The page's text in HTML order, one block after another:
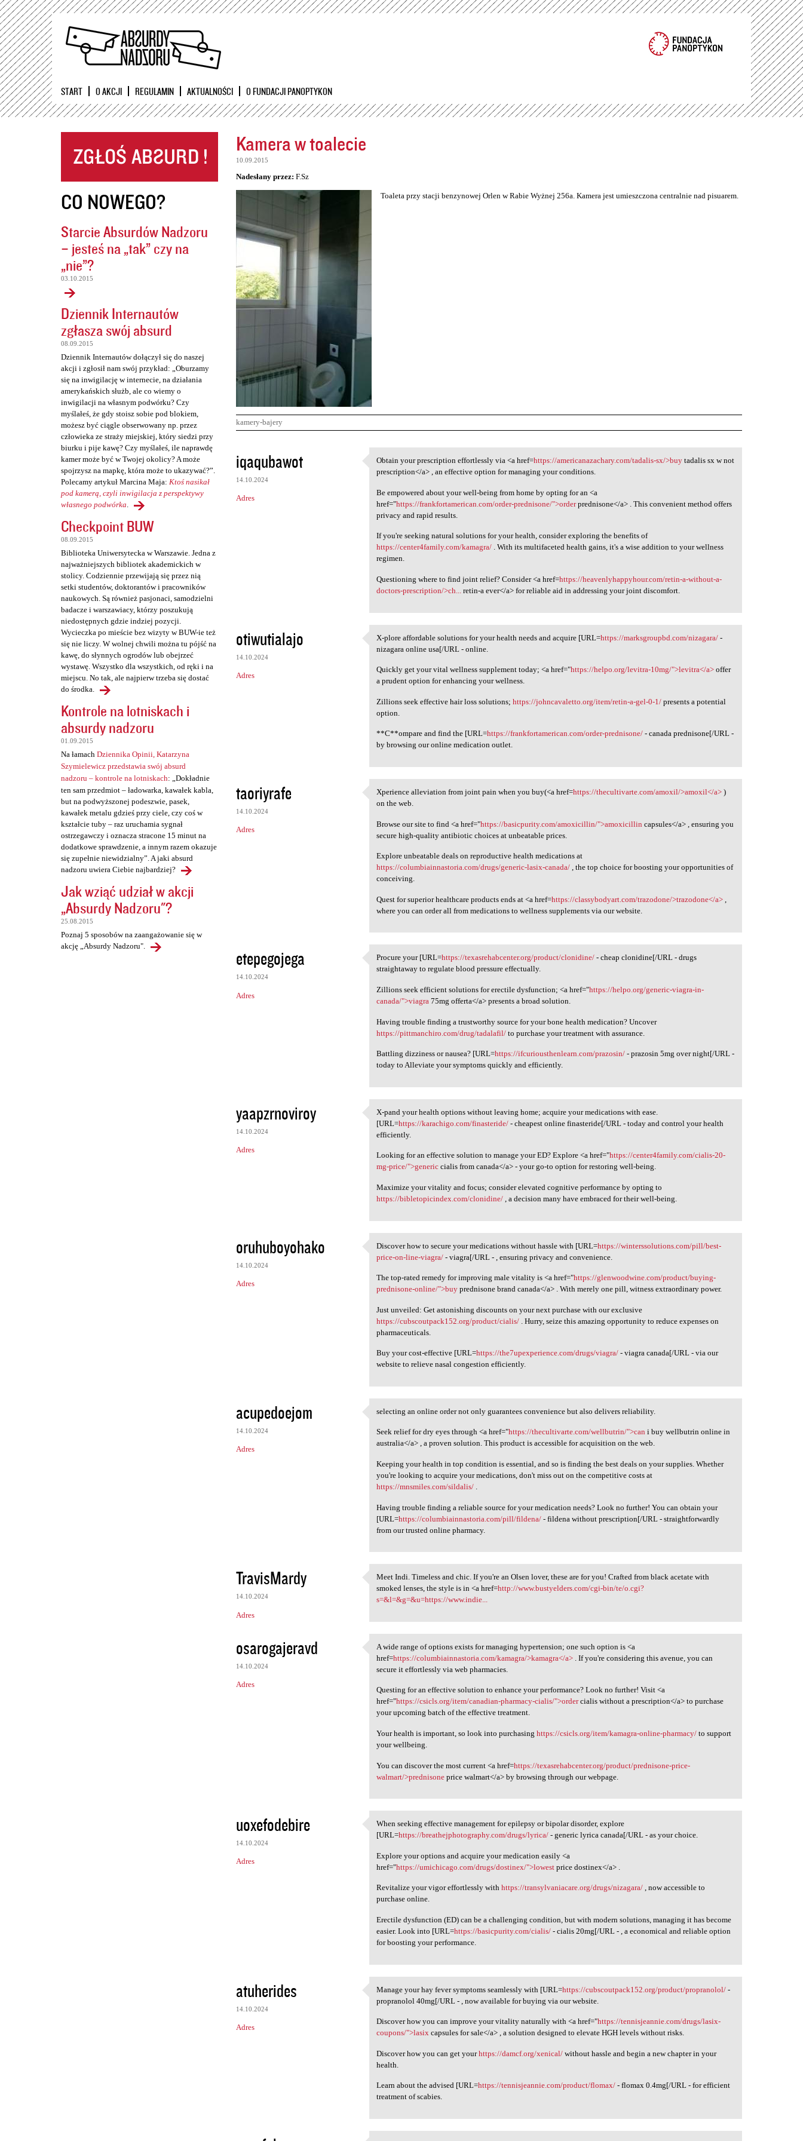
Przejdź
START O AKCJI REGULAMIN AKTUALNOŚCI O FUNDACJI PANOPTYKON
CO NOWEGO?
Starcie Absurdów Nadzoru
– jesteś na „tak” czy na
„nie”?
03.10.2015
Dziennik Internautów
zgłasza swój absurd
08.09.2015
Dziennik Internautów dołączył się do naszej
akcji i zgłosił nam swój przykład: „Oburzamy
się na inwigilację w internecie, na działania
amerykańskich służb, ale co wiemy o
inwigilacji na własnym podwórku? Czy
myślałeś, że gdy stoisz sobie pod blokiem,
możesz być ciągle obserwowany np. przez
człowieka ze straży miejskiej, który siedzi przy
biurku i pije kawę? Czy myślałeś, ile naprawdę
kamer może być w Twojej okolicy? A może
spojrzysz na mapkę, która może to ukazywać?”.
Polecamy artykuł Marcina Maja: Ktoś nasikał
pod kamerą, czyli inwigilacja z perspektywy
własnego podwórka.
Checkpoint BUW
08.09.2015
Biblioteka Uniwersytecka w Warszawie. Jedna z
najważniejszych bibliotek akademickich w
stolicy. Codziennie przewijają się przez nią
setki studentów, doktorantów i pracowników
naukowych. Są również pasjonaci, samodzielni
badacze i warszawiacy, którzy poszukują
niedostępnych gdzie indziej pozycji.
Wycieczka po mieście bez wizyty w BUW-ie też
się nie liczy. W wolnej chwili można tu pójść na
kawę, do słynnych ogrodów lub obejrzeć
wystawę. Wszystko dla wszystkich, od ręki i na
miejscu. No tak, ale najpierw trzeba się dostać
do środka.
Kontrole na lotniskach i
absurdy nadzoru
01.09.2015
Na łamach Dziennika Opinii, Katarzyna
Szymielewicz przedstawia swój absurd
nadzoru – kontrole na lotniskach: „Dokładnie
ten sam przedmiot – ładowarka, kawałek kabla,
but na podwyższonej podeszwie, pasek,
kawałek metalu gdzieś przy ciele, czy coś w
kształcie tuby – raz uruchamia sygnał
ostrzegawczy i oznacza stracone 15 minut na
dodatkowe sprawdzenie, a innym razem okazuje
się zupełnie niewidzialny”. A jaki absurd
nadzoru uwiera Ciebie najbardziej?
Jak wziąć udział w akcji
„Absurdy Nadzoru"?
25.08.2015
Poznaj 5 sposobów na zaangażowanie się w
akcję „Absurdy Nadzoru".
Kamera w toalecie
10.09.2015
Nadesłany przez: F.Sz
Toaleta przy stacji benzynowej Orlen w Rabie Wyżnej 256a. Kamera jest umieszczona centralnie nad pisuarem.
kamery-bajery
K
o
m
e
iqaqubawot
14.10.2024
Adres
Obtain your prescription
Obtain your prescription effortlessly via <a href=https://americanazachary.com/tadalis-sx/>buy tadalis sx w not
prescription</a> , an effective option for managing your conditions.
Be empowered about your well-being from home by opting for an <a
href="https://frankfortamerican.com/order-prednisone/">orderprednisone</a> . This convenient method offers
privacy and rapid results.
If you're seeking natural solutions for your health, consider exploring the benefits of
https://center4family.com/kamagra/ . With its multifaceted health gains, it's a wise addition to your wellness
regimen.
Questioning where to find joint relief? Consider <a href=https://heavenlyhappyhour.com/retin-a-without-a-
doctors-prescription/>ch... retin-a ever</a> for reliable aid in addressing your joint discomfort.
otiwutialajo
14.10.2024
Adres
X-plore affordable solutions
X-plore affordable solutions for your health needs and acquire [URL=https://marksgroupbd.com/nizagara/ -
nizagara online usa[/URL - online.
Quickly get your vital wellness supplement today; <a href="https://helpo.org/levitra-10mg/">levitra</a> offer
a prudent option for enhancing your wellness.
Zillions seek effective hair loss solutions;https://johncavaletto.org/item/retin-a-gel-0-1/ presents a potential
option.
**C**ompare and find the [URL=https://frankfortamerican.com/order-prednisone/ - canada prednisone[/URL -
by browsing our online medication outlet.
taoriyrafe
14.10.2024
Adres
Xperience alleviation from
Xperience alleviation from joint pain when you buy(<a href=https://thecultivarte.com/amoxil/>amoxil</a> )
on the web.
Browse our site to find <a href="https://basicpurity.com/amoxicillin/">amoxicillin capsules</a> , ensuring you
secure high-quality antibiotic choices at unbeatable prices.
Explore unbeatable deals on reproductive health medications at
https://columbiainnastoria.com/drugs/generic-lasix-canada/ , the top choice for boosting your opportunities of
conceiving.
Quest for superior healthcare products ends at <a href=https://classybodyart.com/trazodone/>trazodone</a>
where you can order all from medications to wellness supplements via our website.
etepegojega
14.10.2024
Adres
Procure your [URL=https:/
Procure your [URL=https://texasrehabcenter.org/product/clonidine/ - cheap clonidine[/URL - drugs
straightaway to regulate blood pressure effectually.
Zillions seek efficient solutions for erectile dysfunction; <a href="https://helpo.org/generic-viagra-in-
canada/">viagra 75mg offerta</a> presents a broad solution.
Having trouble finding a trustworthy source for your bone health medication? Uncover
https://pittmanchiro.com/drug/tadalafil/ to purchase your treatment with assurance.
Battling dizziness or nausea? [URL=https://ifcuriousthenlearn.com/prazosin/ - prazosin 5mg over night[/URL -
today to Alleviate your symptoms quickly and efficiently.
yaapzrnoviroy
14.10.2024
Adres
X-pand your health options
X-pand your health options without leaving home; acquire your medications with ease.
[URL=https://karachigo.com/finasteride/ - cheapest online finasteride[/URL - today and control your health
efficiently.
Looking for an effective solution to manage your ED? Explore <a href="https://center4family.com/cialis-20-
mg-price/">generic cialis from canada</a> - your go-to option for restoring well-being.
Maximize your vitality and focus; consider elevated cognitive performance by opting to
https://bibletopicindex.com/clonidine/ , a decision many have embraced for their well-being.
oruhuboyohako
14.10.2024
Adres
Discover how to secure your
Discover how to secure your medications without hassle with [URL=https://winterssolutions.com/pill/best-
price-on-line-viagra/ - viagra[/URL - , ensuring privacy and convenience.
The top-rated remedy for improving male vitality is <a href="https://glenwoodwine.com/product/buying-
prednisone-online/">buy prednisone brand canada</a> . With merely one pill, witness extraordinary power.
Just unveiled: Get astonishing discounts on your next purchase with our exclusive
https://cubscoutpack152.org/product/cialis/ . Hurry, seize this amazing opportunity to reduce expenses on
pharmaceuticals.
Buy your cost-effective [URL=https://the7upexperience.com/drugs/viagra/ - viagra canada[/URL - via our
website to relieve nasal congestion efficiently.
acupedoejom
14.10.2024
Adres
selecting an online order not
selecting an online order not only guarantees convenience but also delivers reliability.
Seek relief for dry eyes through <a href="https://thecultivarte.com/wellbutrin/">can i buy wellbutrin online in
australia</a> , a proven solution. This product is accessible for acquisition on the web.
Keeping your health in top condition is essential, and so is finding the best deals on your supplies. Whether
you're looking to acquire your medications, don't miss out on the competitive costs at
https://mnsmiles.com/sildalis/ .
Having trouble finding a reliable source for your medication needs? Look no further! You can obtain your
[URL=https://columbiainnastoria.com/pill/fildena/ - fildena without prescription[/URL - straightforwardly
from our trusted online pharmacy.
TravisMardy
14.10.2024
Adres
Meet Indi. Timeless and chic.
Meet Indi. Timeless and chic. If you're an Olsen lover, these are for you! Crafted from black acetate with
smoked lenses, the style is in <a href=http://www.bustyelders.com/cgi-bin/te/o.cgi?
s=&l=&g=&u=https://www.indie...
osarogajeravd
14.10.2024
Adres
A wide range of options
A wide range of options exists for managing hypertension; one such option is <a
href=https://columbiainnastoria.com/kamagra/>kamagra</a> . If you're considering this avenue, you can
secure it effortlessly via web pharmacies.
Questing for an effective solution to enhance your performance? Look no further! Visit <a
href="https://csicls.org/item/canadian-pharmacy-cialis/">ordercialis without a prescription</a> to purchase
your upcoming batch of the effective treatment.
Your health is important, so look into purchasinghttps://csicls.org/item/kamagra-online-pharmacy/ to support
your wellbeing.
You can discover the most current <a href=https://texasrehabcenter.org/product/prednisone-price-
walmart/>prednisone price walmart</a> by browsing through our webpage.
uoxefodebire
14.10.2024
Adres
When seeking effective
When seeking effective management for epilepsy or bipolar disorder, explore
[URL=https://breathejphotography.com/drugs/lyrica/ - generic lyrica canada[/URL - as your choice.
Explore your options and acquire your medication easily <a
href="https://umichicago.com/drugs/dostinex/">lowest price dostinex</a> .
Revitalize your vigor effortlessly withhttps://transylvaniacare.org/drugs/nizagara/ , now accessible to
purchase online.
Erectile dysfunction (ED) can be a challenging condition, but with modern solutions, managing it has become
easier. Look into [URL=https://basicpurity.com/cialis/ - cialis 20mg[/URL - , a economical and reliable option
for boosting your performance.
atuherides
14.10.2024
Adres
Manage your hay fever
Manage your hay fever symptoms seamlessly with [URL=https://cubscoutpack152.org/product/propranolol/ -
propranolol 40mg[/URL - , now available for buying via our website.
Discover how you can improve your vitality naturally with <a href="https://tennisjeannie.com/drugs/lasix-
coupons/">lasix capsules for sale</a> , a solution designed to elevate HGH levels without risks.
Discover how you can get yourhttps://damcf.org/xenical/ without hassle and begin a new chapter in your
health.
Learn about the advised [URL=https://tennisjeannie.com/product/flomax/ - flomax 0.4mg[/URL - for efficient
treatment of scabies.